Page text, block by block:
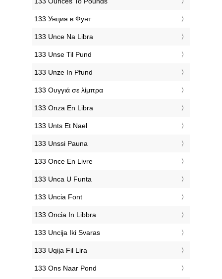
‎133 Унция в Фунт
‎133 Unce Na Libra
‎133 Unse Til Pund
‎133 Unze In Pfund
‎133 Ουγγιά σε λίμπρα
‎133 Onza En Libra
‎133 Unts Et Nael
‎133 Unssi Pauna
‎133 Once En Livre
‎133 Unca U Funta
‎133 Uncia Font
‎133 Oncia In Libbra
‎133 Uncija Iki Svaras
‎133 Uqija Fil Lira
‎133 Ons Naar Pond